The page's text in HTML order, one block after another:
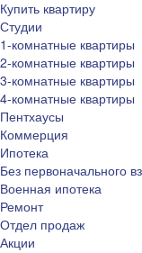
Купить квартиру
Студии
1-комнатные квартиры
2-комнатные квартиры
3-комнатные квартиры
4-комнатные квартиры
Пентхаусы
Коммерция
Ипотека
Без первоначального
Военная ипотека
Ремонт
Отдел продаж
Акции